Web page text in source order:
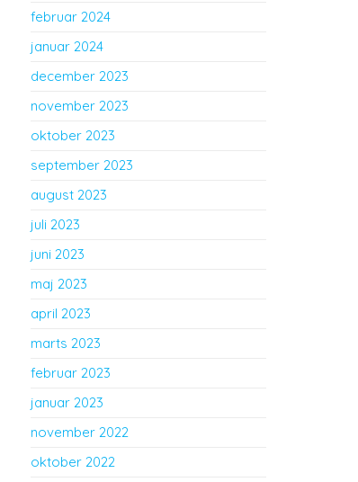
februar 2024
januar 2024
december 2023
november 2023
oktober 2023
september 2023
august 2023
juli 2023
juni 2023
maj 2023
april 2023
marts 2023
februar 2023
januar 2023
november 2022
oktober 2022